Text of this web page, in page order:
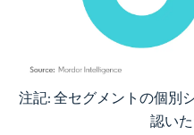
画像 © Mordor Intelligence。再利用
注記: 全セグメントの個別
認い